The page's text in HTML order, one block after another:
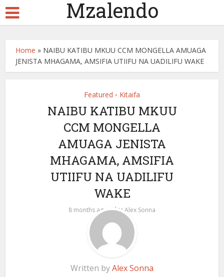
Mzalendo
Home » NAIBU KATIBU MKUU CCM MONGELLA AMUAGA
JENISTA MHAGAMA, AMSIFIA UTIIFU NA UADILIFU WAKE
Featured • Kitaifa
NAIBU KATIBU MKUU
CCM MONGELLA
AMUAGA JENISTA
MHAGAMA, AMSIFIA
UTIIFU NA UADILIFU
WAKE
8 months ago by Alex Sonna
Written byAlex Sonna